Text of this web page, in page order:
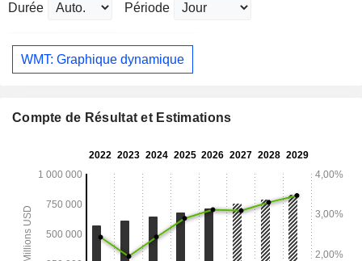
Durée Période
WMT: Graphique dynamique
Compte de Résultat et Estimations